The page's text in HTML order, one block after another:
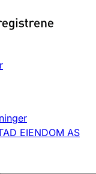
EIENDOM AS